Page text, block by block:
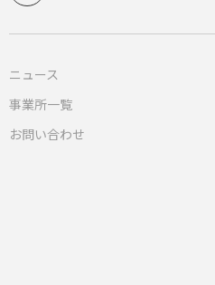
ニュース
事業所一覧
お問い合わせ